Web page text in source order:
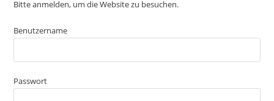
Bitte anmelden, um die Website zu besuchen.
Benutzername
Passwort